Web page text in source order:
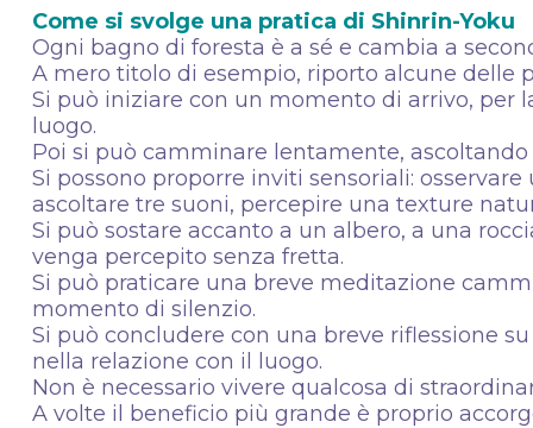
Come si svolge una pratica di Shinrin-Yoku
Ogni bagno di foresta è a sé e cambia a
A mero titolo di esempio, riporto alcune delle
Si può iniziare con un momento di arrivo,
luogo.
Poi si può camminare lentamente,
Si possono proporre inviti sensoriali:
ascoltare tre suoni, percepire una texture
Si può sostare accanto a un albero, a una
venga percepito senza fretta.
Si può praticare una breve meditazione
momento di silenzio.
Si può concludere con una breve riflessione
nella relazione con il luogo.
Non è necessario vivere qualcosa di
A volte il beneficio più grande è proprio